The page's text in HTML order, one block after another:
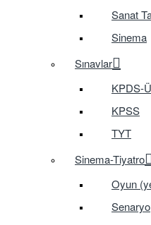
Sanat
Sinema
Sınavlar
KPDS-
KPSS
TYT
Sinema-Tiyatro
Oyun
Senaryo